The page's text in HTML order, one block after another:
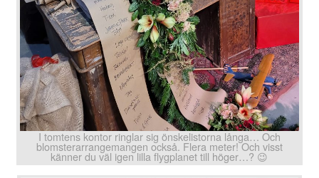
I tomtens kontor ringlar sig önskelistorna långa… Och
blomsterarrangemangen också. Flera meter! Och visst
känner du väl igen lilla flygplanet till höger…? 😉